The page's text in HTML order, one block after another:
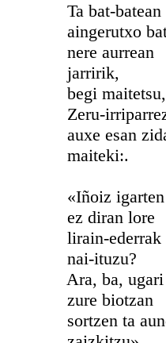
Ta bat-batean
aingerutxo
nere aurrean
jarririk,
begi maitetsu,
Zeru-
auxe esan
maiteki:.
«Iñoiz igarten
ez diran lore
lirain-ederrak
nai-ituzu?
Ara, ba, ugari
zure biotzan
sortzen ta